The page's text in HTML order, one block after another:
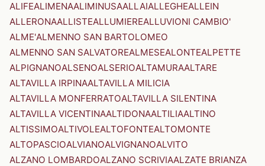
ALIFEALIMENAALIMINUSAALLAIALLEGHEALLEIN
ALLERONAALLISTEALLUMIEREALLUVIONI CAMBIO'
ALME'ALMENNO SAN BARTOLOMEO
ALMENNO SAN SALVATOREALMESEALONTEALPETTE
ALPIGNANOALSENOALSERIOALTAMURAALTARE
ALTAVILLA IRPINAALTAVILLA MILICIA
ALTAVILLA MONFERRATOALTAVILLA SILENTINA
ALTAVILLA VICENTINAALTIDONAALTILIAALTINO
ALTISSIMOALTIVOLEALTOFONTEALTOMONTE
ALTOPASCIOALVIANOALVIGNANOALVITO
ALZANO LOMBARDOALZANO SCRIVIAALZATE BRIANZA